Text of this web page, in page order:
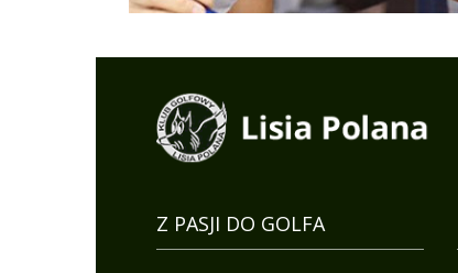
Z PASJI DO GOLFA